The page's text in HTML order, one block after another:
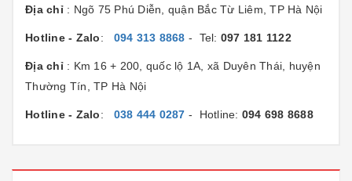
Địa chỉ : Ngõ 75 Phú Diễn, quận Bắc Từ Liêm, TP Hà Nội
Hotline - Zalo: 094 313 8868 - Tel: 097 181 1122
Địa chỉ : Km 16 + 200, quốc lộ 1A, xã Duyên Thái, huyện
Thường Tín, TP Hà Nội
Hotline - Zalo: 038 444 0287 - Hotline: 094 698 8688